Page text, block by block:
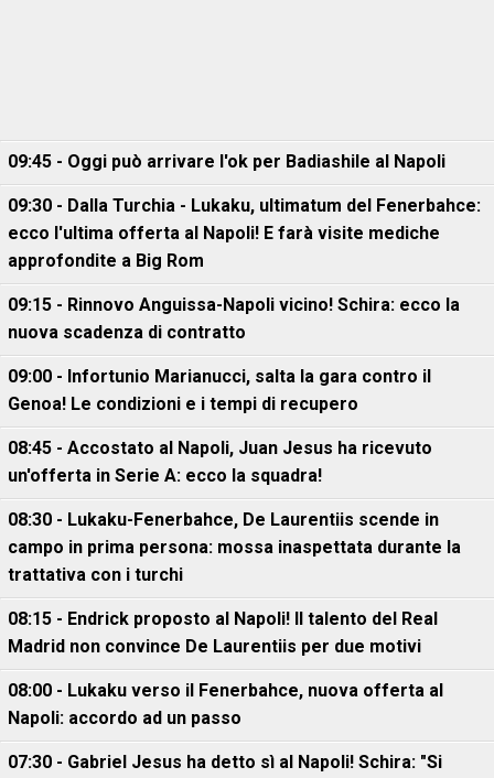
09:45 - Oggi può arrivare l'ok per Badiashile al Napoli
09:30 - Dalla Turchia - Lukaku, ultimatum del Fenerbahce:
ecco l'ultima offerta al Napoli! E farà visite mediche
approfondite a Big Rom
09:15 - Rinnovo Anguissa-Napoli vicino! Schira: ecco la
nuova scadenza di contratto
09:00 - Infortunio Marianucci, salta la gara contro il
Genoa! Le condizioni e i tempi di recupero
08:45 - Accostato al Napoli, Juan Jesus ha ricevuto
un'offerta in Serie A: ecco la squadra!
08:30 - Lukaku-Fenerbahce, De Laurentiis scende in
campo in prima persona: mossa inaspettata durante la
trattativa con i turchi
08:15 - Endrick proposto al Napoli! Il talento del Real
Madrid non convince De Laurentiis per due motivi
08:00 - Lukaku verso il Fenerbahce, nuova offerta al
Napoli: accordo ad un passo
07:30 - Gabriel Jesus ha detto sì al Napoli! Schira: "Si